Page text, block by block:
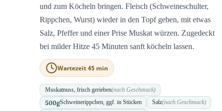
und zum Köcheln bringen. Fleisch (Schweineschulter,
Rippchen, Wurst) wieder in den Topf geben, mit etwas
Salz, Pfeffer und einer Prise Muskat würzen. Zugedeckt
bei milder Hitze 45 Minuten sanft köcheln lassen.
Wartezeit 45 min
Muskatnuss, frisch gerieben(nach Geschmack)
500gSchweinerippchen, ggf. in Stücken Salz(nach Geschmack)